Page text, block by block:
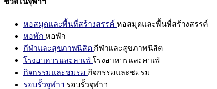
หอสมุดและพื้นที่สร้างสรรค์ หอสมุดและพื้นที่สร้างสรรค์
หอพัก หอพัก
กีฬาและสุขภาพนิสิต กีฬาและสุขภาพนิสิต
โรงอาหารและคาเฟ่ โรงอาหารและคาเฟ่
กิจกรรมและชมรม กิจกรรมและชมรม
รอบรั้วจุฬาฯ รอบรั้วจุฬาฯ